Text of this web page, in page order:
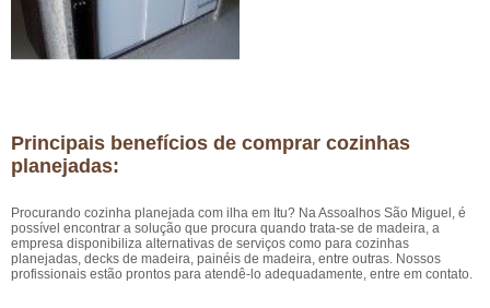
Principais benefícios de comprar cozinhas
planejadas:
Procurando cozinha planejada com ilha em Itu? Na Assoalhos São Miguel, é
possível encontrar a solução que procura quando trata-se de madeira, a
empresa disponibiliza alternativas de serviços como para cozinhas
planejadas, decks de madeira, painéis de madeira, entre outras. Nossos
profissionais estão prontos para atendê-lo adequadamente, entre em contato.